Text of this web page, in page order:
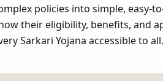
policies into simple, easy-
their eligibility, benefits, and
Sarkari Yojana accessible to all.